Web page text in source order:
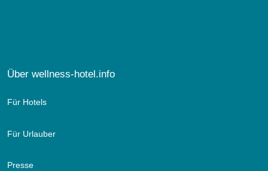
Über wellness-hotel.info
Für Hotels
Für Urlauber
Presse